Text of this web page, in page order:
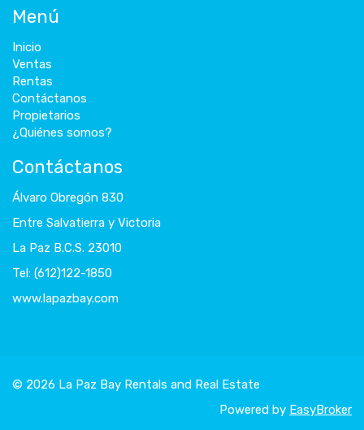
Menú
Inicio
Ventas
Rentas
Contáctanos
Propietarios
¿Quiénes somos?
Contáctanos
Álvaro Obregón 830
Entre Salvatierra y Victoria
La Paz B.C.S. 23010
Tel: (612)122-1850
www.lapazbay.com
© 2026 La Paz Bay Rentals and Real Estate
Powered by EasyBroker